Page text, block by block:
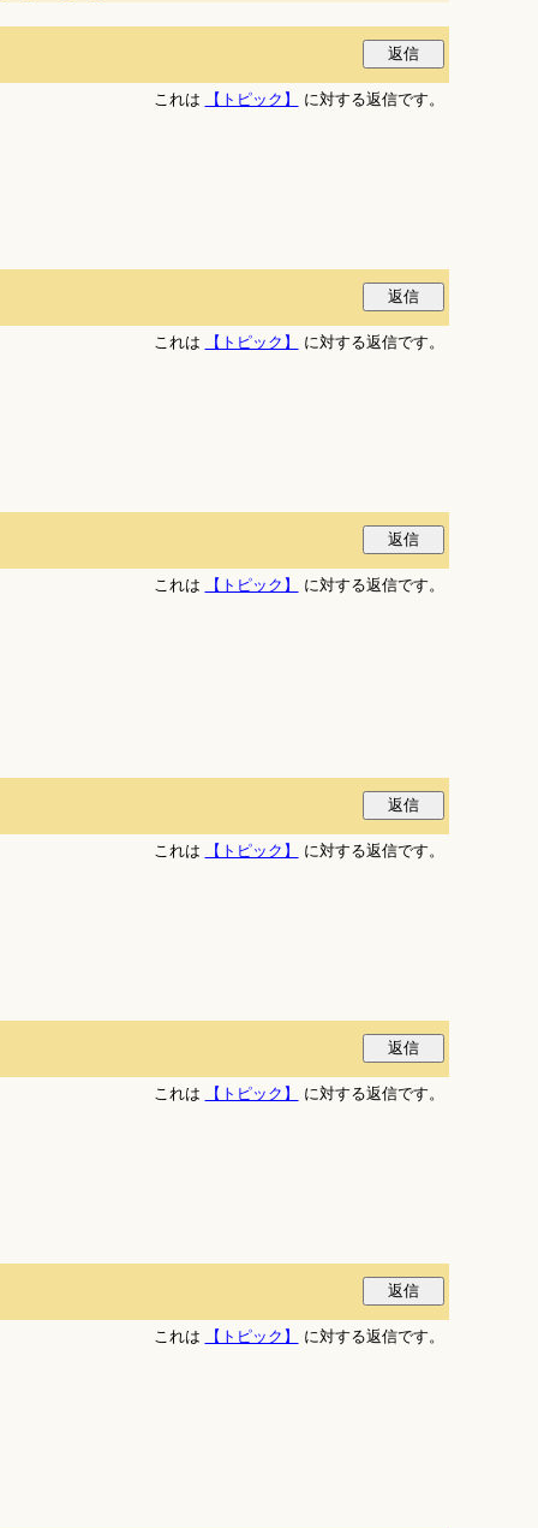
これは
【トピック】 に対する返信です。
これは
【トピック】 に対する返信です。
これは
【トピック】 に対する返信です。
これは
【トピック】 に対する返信です。
これは
【トピック】 に対する返信です。
これは
【トピック】 に対する返信です。